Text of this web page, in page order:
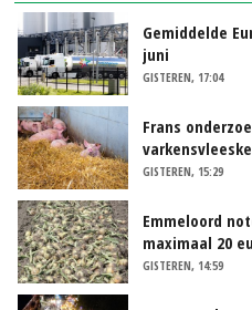
Gemiddelde
juni
GISTEREN, 17:04
Frans
GISTEREN, 15:29
Emmeloord
maximaal 20
GISTEREN, 14:59